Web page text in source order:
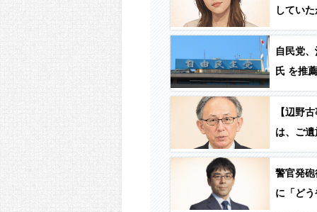
してい
自民党
氏 を推
【辺野
は、ご
警官発
に「ど